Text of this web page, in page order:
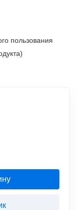
пользования